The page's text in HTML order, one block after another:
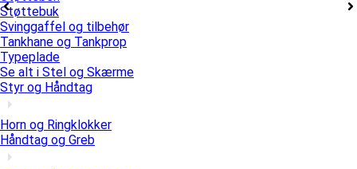
Støttebuk
Svinggaffel og tilbehør
Tankhane og Tankprop
Typeplade
Se alt i Stel og Skærme
Styr og Håndtag
Horn og Ringklokker
Håndtag og Greb